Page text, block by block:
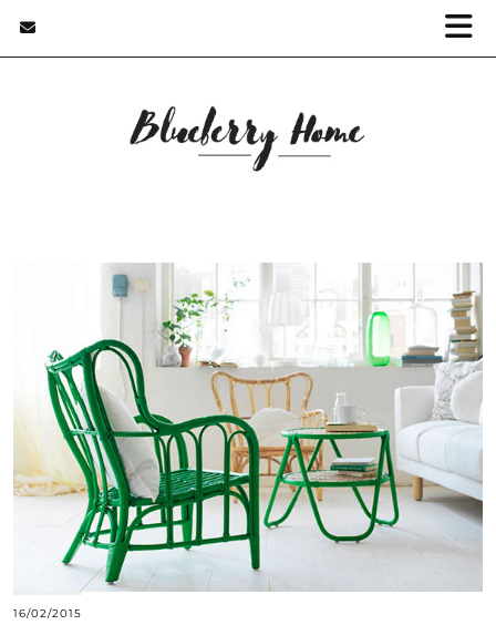
16/02/2015